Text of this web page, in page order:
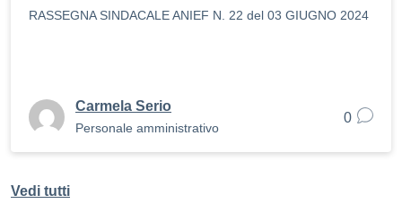
RASSEGNA SINDACALE ANIEF N. 22 del 03 GIUGNO 2024
Carmela Serio
Personale amministrativo
0
Vedi tutti